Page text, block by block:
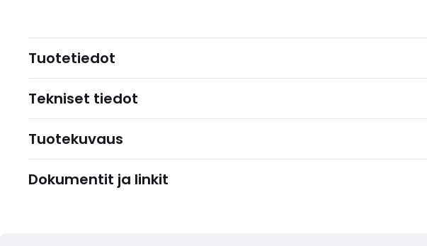
Tuotetiedot
Tekniset tiedot
Tuotekuvaus
Dokumentit ja linkit